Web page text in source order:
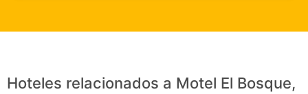
Hoteles relacionados a Motel El Bosque,